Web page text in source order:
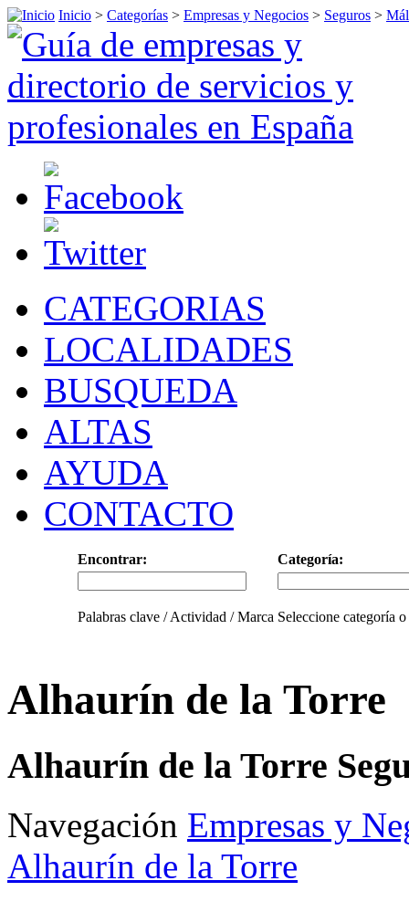
Inicio > Categorías > Empresas y Negocios > Seguros >
CATEGORIAS
LOCALIDADES
BUSQUEDA
ALTAS
AYUDA
CONTACTO
Encontrar: Categoría:
Palabras clave / Actividad / Marca Seleccione categoría
Alhaurín de la Torre
Alhaurín de la Torre
Navegación Empresas y
Alhaurín de la Torre